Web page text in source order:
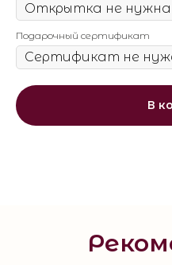
Подарочный сертификат
В